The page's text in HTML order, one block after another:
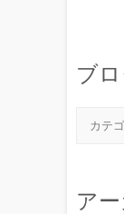
ブ
ア